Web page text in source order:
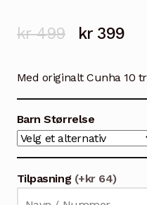
kr499
var:
kr399
er:
Med originalt Cunha 10
Barn Størrelse
Tilpasning (+kr 64)